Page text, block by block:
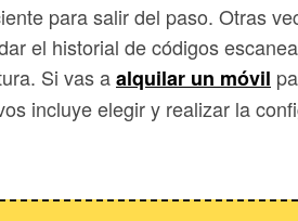
para salir del paso. Otras
el historial de códigos
Si vas aalquilar un móvil
incluye elegir y realizar la